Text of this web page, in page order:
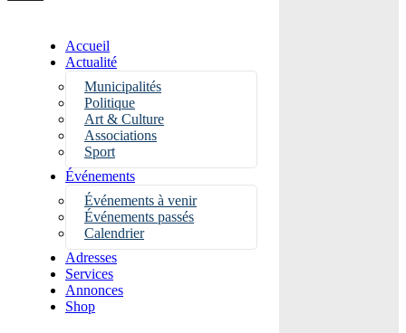
Accueil
Actualité
Municipalités
Politique
Art & Culture
Associations
Sport
Événements
Événements à venir
Événements passés
Calendrier
Adresses
Services
Annonces
Shop